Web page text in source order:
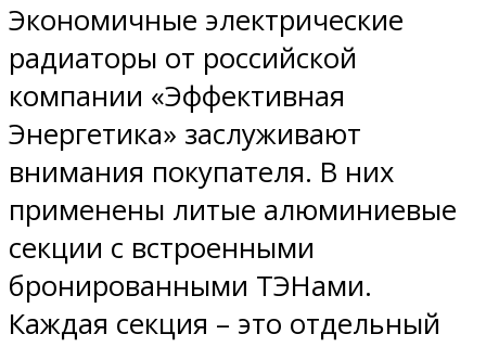
Экономичные электрические
радиаторы от российской
компании «Эффективная
Энергетика» заслуживают
внимания покупателя. В них
применены литые алюминиевые
секции с встроенными
бронированными ТЭНами.
Каждая секция – это отдельный